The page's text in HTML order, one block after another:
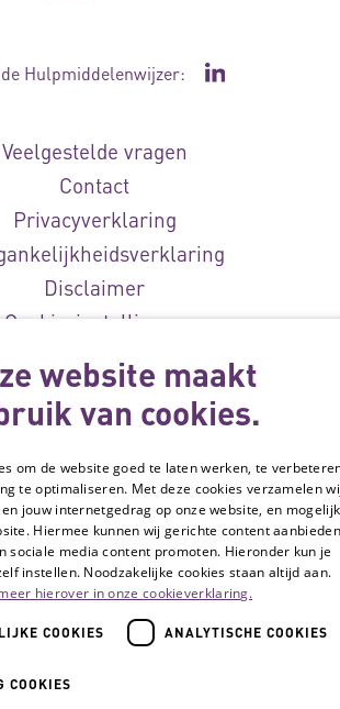
Hulpmiddelenwijzer: Ga naar de
Veelgestelde vragen
Contact
Privacyverklaring
Disclaimer
Cookie-instellingen
© Vilans, 2026
website maakt
van cookies.
om de website goed te laten werken, te
te optimaliseren. Met deze cookies verzamelen
jouw internetgedrag op onze website, en mogelijk
Hiermee kunnen wij gerichte content
sociale media content promoten. Hieronder kun je
instellen. Noodzakelijke cookies staan altijd aan.
hierover in onze cookieverklaring.
COOKIES ANALYTISCHE COOKIES
COOKIES